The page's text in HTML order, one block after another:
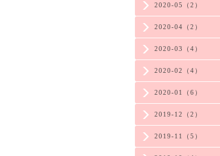
2020-05（2）
2020-04（2）
2020-03（4）
2020-02（4）
2020-01（6）
2019-12（2）
2019-11（5）